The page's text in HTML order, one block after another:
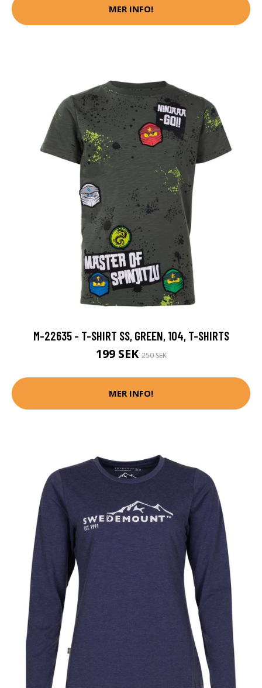
MER INFO!
M-22635 - T-SHIRT SS, GREEN, 104, T-SHIRTS
199 SEK250 SEK
MER INFO!